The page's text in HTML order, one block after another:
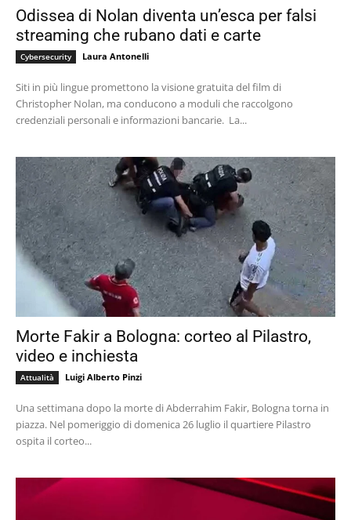
Odissea di Nolan diventa un’esca per falsi
streaming che rubano dati e carte
Cybersecurity Laura Antonelli
Siti in più lingue promettono la visione gratuita del film di
Christopher Nolan, ma conducono a moduli che raccolgono
credenziali personali e informazioni bancarie. La...
Morte Fakir a Bologna: corteo al Pilastro,
video e inchiesta
Attualità Luigi Alberto Pinzi
Una settimana dopo la morte di Abderrahim Fakir, Bologna torna in
piazza. Nel pomeriggio di domenica 26 luglio il quartiere Pilastro
ospita il corteo...